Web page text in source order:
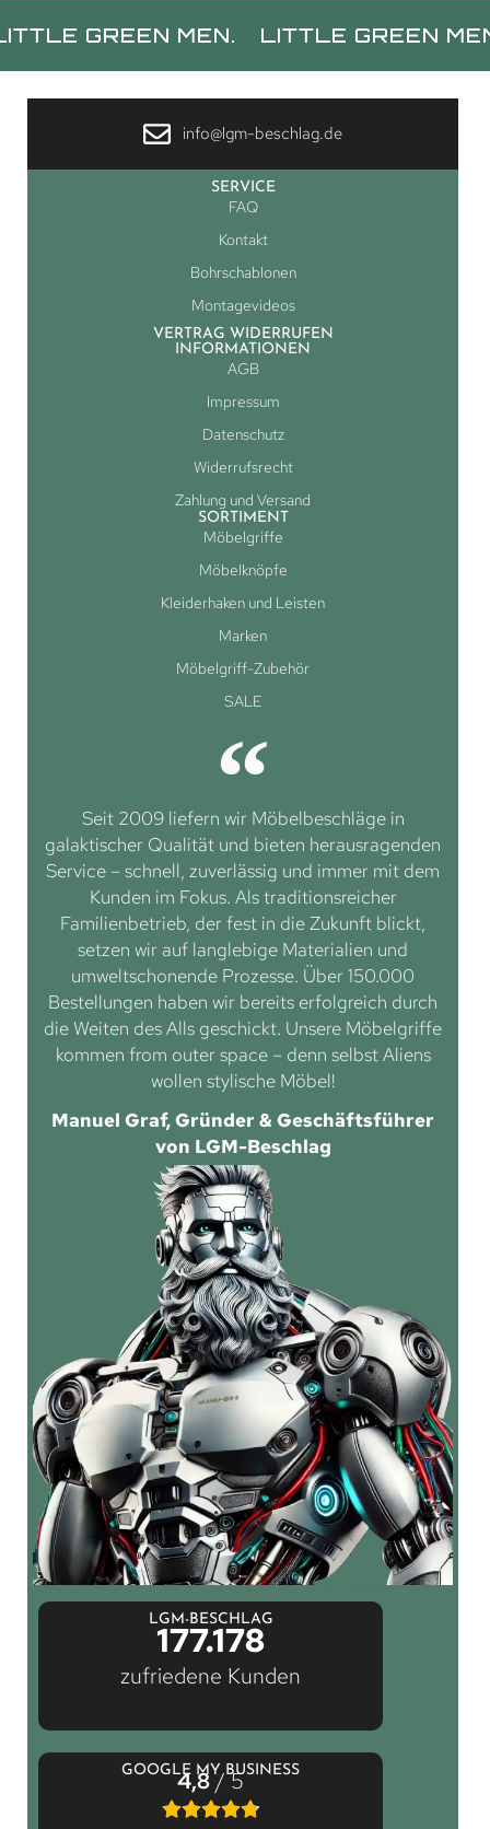
MEN. LITTLE GREEN MEN.
info@lgm-beschlag.de
SERVICE
FAQ
Kontakt
Bohrschablonen
Montagevideos
VERTRAG WIDERRUFEN
INFORMATIONEN
AGB
Impressum
Datenschutz
Widerrufsrecht
Zahlung und Versand
SORTIMENT
Möbelgriffe
Möbelknöpfe
Kleiderhaken und Leisten
Marken
Möbelgriff-Zubehör
SALE
Seit 2009 liefern wir Möbelbeschläge in
galaktischer Qualität und bieten herausragenden
Service – schnell, zuverlässig und immer mit dem
Kunden im Fokus. Als traditionsreicher
Familienbetrieb, der fest in die Zukunft blickt,
setzen wir auf langlebige Materialien und
umweltschonende Prozesse. Über 150.000
Bestellungen haben wir bereits erfolgreich durch
die Weiten des Alls geschickt. Unsere Möbelgriffe
kommen from outer space – denn selbst Aliens
wollen stylische Möbel!
Manuel Graf, Gründer & Geschäftsführer
von LGM-Beschlag
LGM-BESCHLAG
177.178
zufriedene Kunden
GOOGLE MY BUSINESS
4,8/ 5